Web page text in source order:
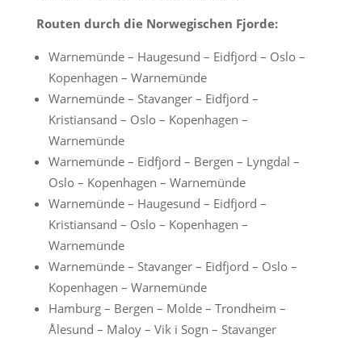
Routen durch die Norwegischen Fjorde:
Warnemünde – Haugesund – Eidfjord – Oslo –
Kopenhagen – Warnemünde
Warnemünde – Stavanger – Eidfjord –
Kristiansand – Oslo – Kopenhagen –
Warnemünde
Warnemünde – Eidfjord – Bergen – Lyngdal –
Oslo – Kopenhagen – Warnemünde
Warnemünde – Haugesund – Eidfjord –
Kristiansand – Oslo – Kopenhagen –
Warnemünde
Warnemünde – Stavanger – Eidfjord – Oslo –
Kopenhagen – Warnemünde
Hamburg – Bergen – Molde – Trondheim –
Ålesund – Maloy – Vik i Sogn – Stavanger